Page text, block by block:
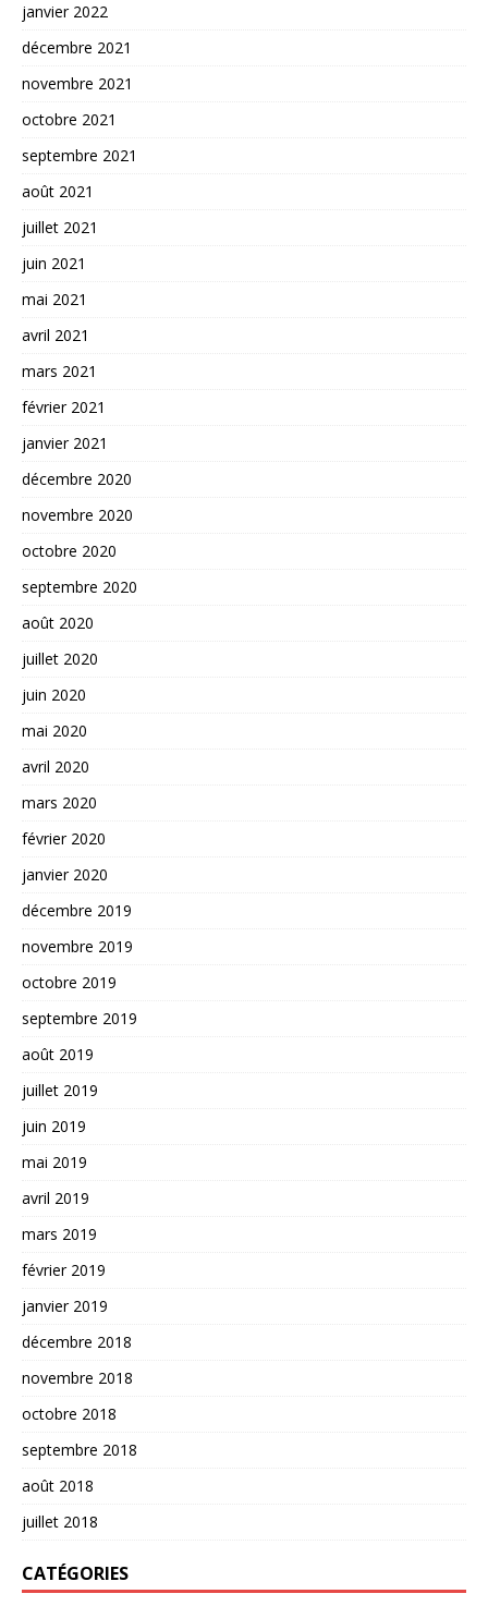
janvier 2022
décembre 2021
novembre 2021
octobre 2021
septembre 2021
août 2021
juillet 2021
juin 2021
mai 2021
avril 2021
mars 2021
février 2021
janvier 2021
décembre 2020
novembre 2020
octobre 2020
septembre 2020
août 2020
juillet 2020
juin 2020
mai 2020
avril 2020
mars 2020
février 2020
janvier 2020
décembre 2019
novembre 2019
octobre 2019
septembre 2019
août 2019
juillet 2019
juin 2019
mai 2019
avril 2019
mars 2019
février 2019
janvier 2019
décembre 2018
novembre 2018
octobre 2018
septembre 2018
août 2018
juillet 2018
CATÉGORIES